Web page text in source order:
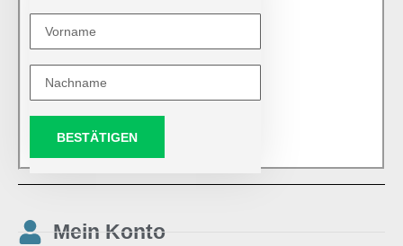
BESTÄTIGEN
Mein Konto